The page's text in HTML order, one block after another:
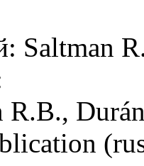
Saltman
R.B.,